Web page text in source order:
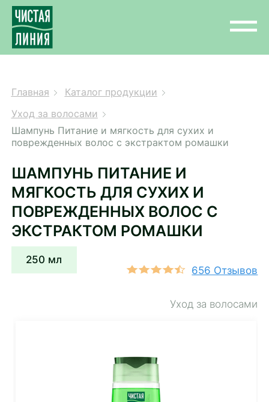
Главная
Каталог продукции
Уход за волосами
Шампунь Питание и мягкость для сухих и
поврежденных волос с экстрактом ромашки
ШАМПУНЬ ПИТАНИЕ И
МЯГКОСТЬ ДЛЯ СУХИХ И
ПОВРЕЖДЕННЫХ ВОЛОС С
ЭКСТРАКТОМ РОМАШКИ
Уход за волосами
656 Отзывов
250 мл